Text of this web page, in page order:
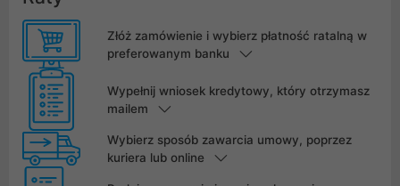
Złóż zamówienie i wybierz płatność ratalną w
preferowanym banku
Wypełnij wniosek kredytowy, który otrzymasz
mailem
Wybierz sposób zawarcia umowy, poprzez
kuriera lub online